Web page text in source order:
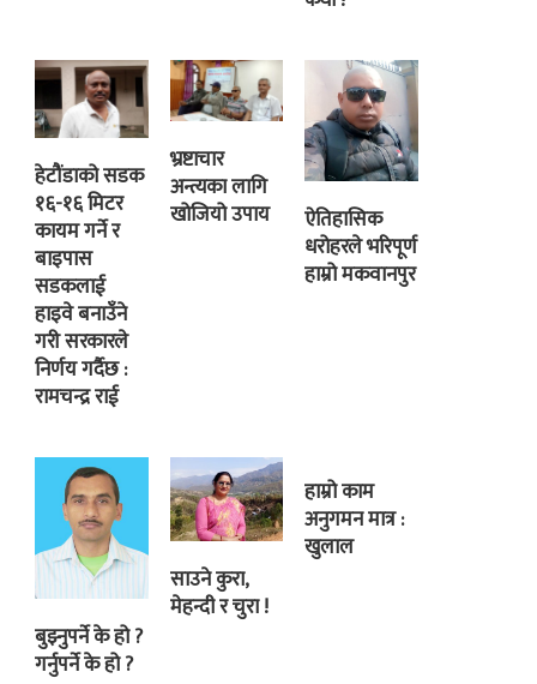
हेटौंडाको सडक
१६-१६ मिटर
कायम गर्ने र
बाइपास
सडकलाई
हाइवे बनाउँने
गरी सरकारले
निर्णय गर्दैछ :
रामचन्द्र राई
भ्रष्टाचार
अन्त्यका लागि
खोजियो उपाय
ऐतिहासिक
धरोहरले भरिपूर्ण
हाम्रो मकवानपुर
बुझ्नुपर्ने के हो ?
गर्नुपर्ने के हो ?
साउने कुरा,
मेहन्दी र चुरा !
हाम्रो काम
अनुगमन मात्र :
खुलाल